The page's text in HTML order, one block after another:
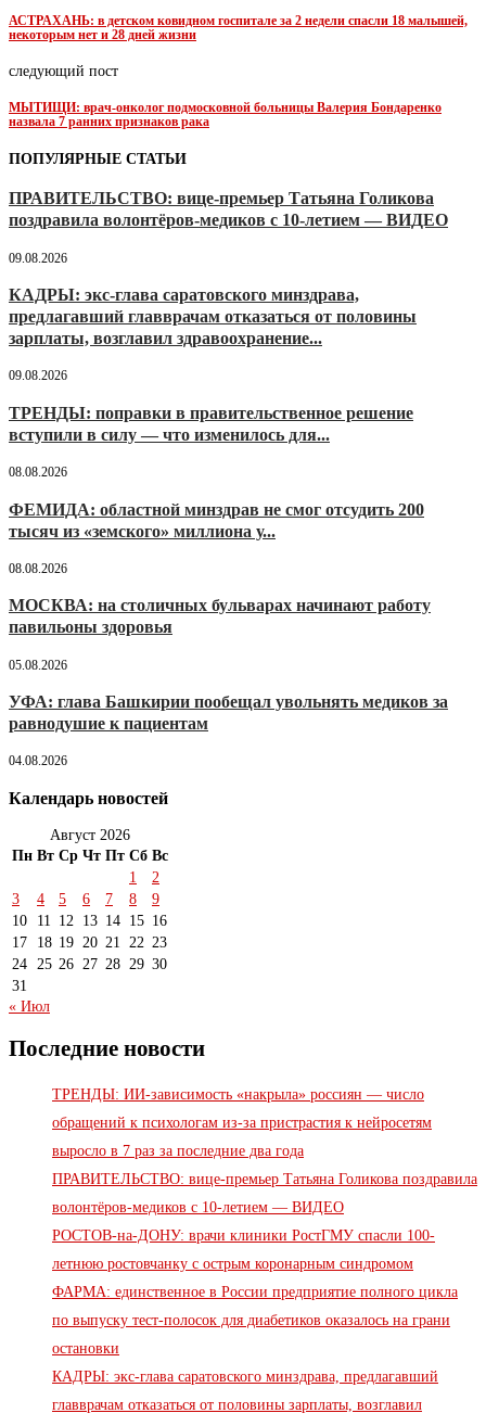
АСТРАХАНЬ: в детском ковидном госпитале за 2 недели спасли 18 малышей,
некоторым нет и 28 дней жизни
следующий пост
МЫТИЩИ: врач-онколог подмосковной больницы Валерия Бондаренко
назвала 7 ранних признаков рака
ПОПУЛЯРНЫЕ СТАТЬИ
ПРАВИТЕЛЬСТВО: вице-премьер Татьяна Голикова
поздравила волонтёров-медиков с 10-летием — ВИДЕО
09.08.2026
КАДРЫ: экс-глава саратовского минздрава,
предлагавший главврачам отказаться от половины
зарплаты, возглавил здравоохранение...
09.08.2026
ТРЕНДЫ: поправки в правительственное решение
вступили в силу — что изменилось для...
08.08.2026
ФЕМИДА: областной минздрав не смог отсудить 200
тысяч из «земского» миллиона у...
08.08.2026
МОСКВА: на столичных бульварах начинают работу
павильоны здоровья
05.08.2026
УФА: глава Башкирии пообещал увольнять медиков за
равнодушие к пациентам
04.08.2026
Календарь новостей
Август 2026
Пн Вт Ср Чт Пт Сб Вс
1
2
3
4 5 6 7 8
9
10
11 12 13 14 15 16
17
18 19 20 21 22 23
24 25 26 27 28 29 30
31
« Июл
Последние новости
ТРЕНДЫ: ИИ-зависимость «накрыла» россиян — число
обращений к психологам из-за пристрастия к нейросетям
выросло в 7 раз за последние два года
ПРАВИТЕЛЬСТВО: вице-премьер Татьяна Голикова поздравила
волонтёров-медиков с 10-летием — ВИДЕО
РОСТОВ-на-ДОНУ: врачи клиники РостГМУ спасли 100-
летнюю ростовчанку с острым коронарным синдромом
ФАРМА: единственное в России предприятие полного цикла
по выпуску тест-полосок для диабетиков оказалось на грани
остановки
КАДРЫ: экс-глава саратовского минздрава, предлагавший
главврачам отказаться от половины зарплаты, возглавил